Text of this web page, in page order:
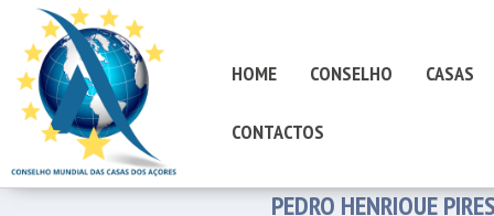
HOME CONSELHO CASAS
CONTACTOS
PEDRO HENRIQUE